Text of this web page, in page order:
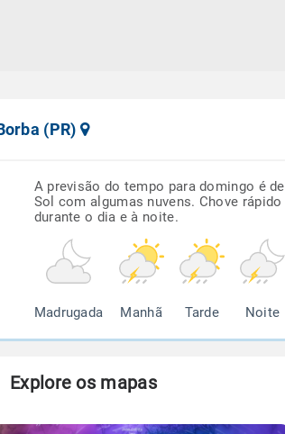
(PR)
A previsão do tempo para domingo é de
Sol com algumas nuvens. Chove rápido
durante o dia e à noite.
Madrugada Manhã Tarde Noite
Explore os mapas